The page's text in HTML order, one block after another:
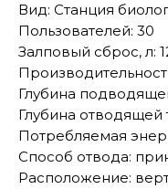
Вид: Станция
Пользователей: 30
Залповый сброс, л:
Глубина
Глубина отводящей
Потребляемая
Способ отвода:
Расположение: